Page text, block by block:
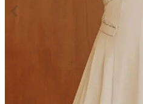
タイトロングドレス